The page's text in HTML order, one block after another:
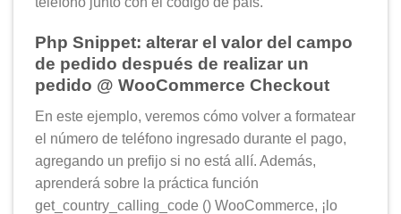
Php Snippet: alterar el valor del campo
de pedido después de realizar un
pedido @ WooCommerce Checkout
En este ejemplo, veremos cómo volver a formatear
el número de teléfono ingresado durante el pago,
agregando un prefijo si no está allí. Además,
aprenderá sobre la práctica función
get_country_calling_code () WooCommerce, ¡lo